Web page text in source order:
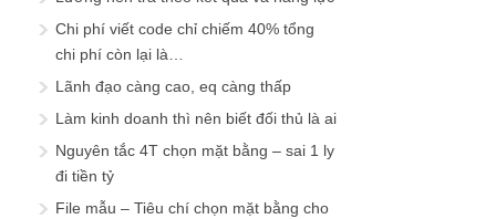
Chi phí viết code chỉ chiếm 40% tổng
chi phí còn lại là…
Lãnh đạo càng cao, eq càng thấp
Làm kinh doanh thì nên biết đối thủ là ai
Nguyên tắc 4T chọn mặt bằng – sai 1 ly
đi tiền tỷ
File mẫu – Tiêu chí chọn mặt bằng cho